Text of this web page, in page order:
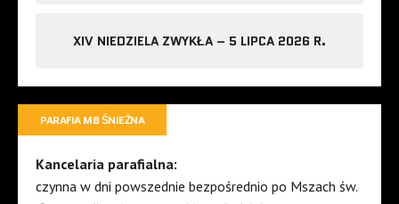
XIV NIEDZIELA ZWYKŁA – 5 LIPCA 2026 R.
PARAFIA MB ŚNIEŻNA
Kancelaria parafialna:
czynna w dni powszednie bezpośrednio po Mszach św.